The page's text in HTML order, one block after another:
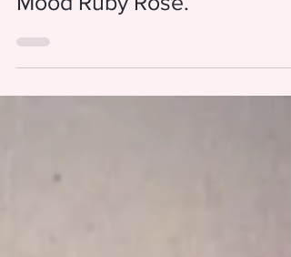
Blush e Iluminador Feels
Mood Ruby Rose.